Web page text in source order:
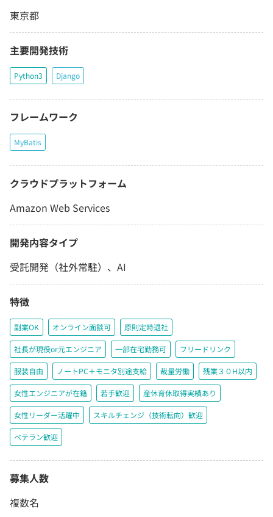
東京都
主要開発技術
Python3 Django
フレームワーク
MyBatis
クラウドプラットフォーム
Amazon Web Services
開発内容タイプ
受託開発（社外常駐）、AI
特徴
副業OK オンライン面談可 原則定時退社
社長が現役or元エンジニア 一部在宅勤務可 フリードリンク
服装自由 ノートPC＋モニタ別途支給 裁量労働 残業３０H以内
女性エンジニアが在籍 若手歓迎 産休育休取得実績あり
女性リーダー活躍中 スキルチェンジ（技術転向）歓迎
ベテラン歓迎
募集人数
複数名